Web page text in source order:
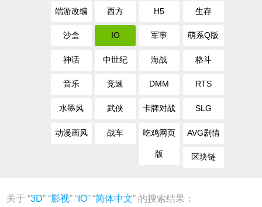
端游改编 西方 H5 生存
沙盒 IO 军事 萌系Q版
神话 中世纪 海战 格斗
音乐 竞速 DMM RTS
水墨风 武侠 卡牌对战 SLG
动漫画风 战车 吃鸡网页
版
AVG剧情
区块链
关于 “3D” “影视” “ IO” “简体中文” 的搜索结果：